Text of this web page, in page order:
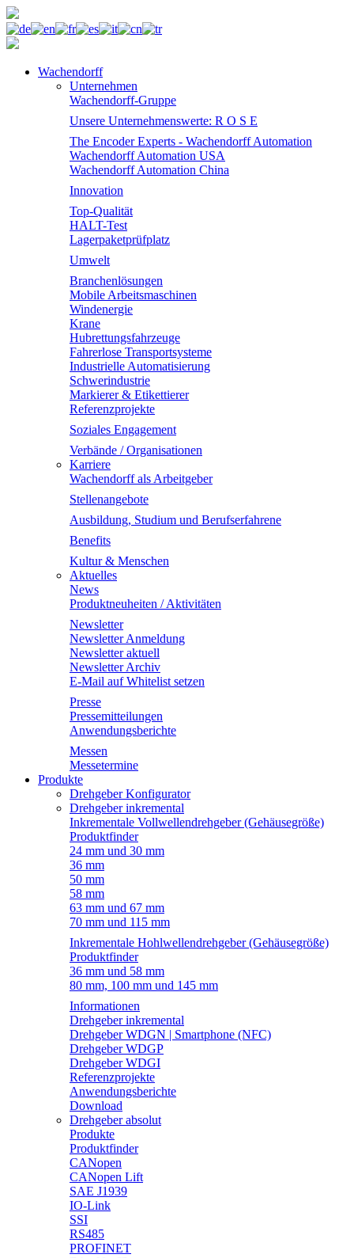
Wachendorff
Unternehmen
Wachendorff-Gruppe
Unsere Unternehmenswerte: R O S E
The Encoder Experts - Wachendorff Automation
Wachendorff Automation USA
Wachendorff Automation China
Innovation
Top-Qualität
HALT-Test
Lagerpaketprüfplatz
Umwelt
Branchenlösungen
Mobile Arbeitsmaschinen
Windenergie
Krane
Hubrettungsfahrzeuge
Fahrerlose Transportsysteme
Industrielle Automatisierung
Schwerindustrie
Markierer & Etikettierer
Referenzprojekte
Soziales Engagement
Verbände / Organisationen
Karriere
Wachendorff als Arbeitgeber
Stellenangebote
Ausbildung, Studium und Berufserfahrene
Benefits
Kultur & Menschen
Aktuelles
News
Produktneuheiten / Aktivitäten
Newsletter
Newsletter Anmeldung
Newsletter aktuell
Newsletter Archiv
E-Mail auf Whitelist setzen
Presse
Pressemitteilungen
Anwendungsberichte
Messen
Messetermine
Produkte
Drehgeber Konfigurator
Drehgeber inkremental
Inkrementale Vollwellendrehgeber (Gehäusegröße)
Produktfinder
24 mm und 30 mm
36 mm
50 mm
58 mm
63 mm und 67 mm
70 mm und 115 mm
Inkrementale Hohlwellendrehgeber (Gehäusegröße)
Produktfinder
36 mm und 58 mm
80 mm, 100 mm und 145 mm
Informationen
Drehgeber inkremental
Drehgeber WDGN | Smartphone (NFC)
Drehgeber WDGP
Drehgeber WDGI
Referenzprojekte
Anwendungsberichte
Download
Drehgeber absolut
Produkte
Produktfinder
CANopen
CANopen Lift
SAE J1939
IO-Link
SSI
RS485
PROFINET